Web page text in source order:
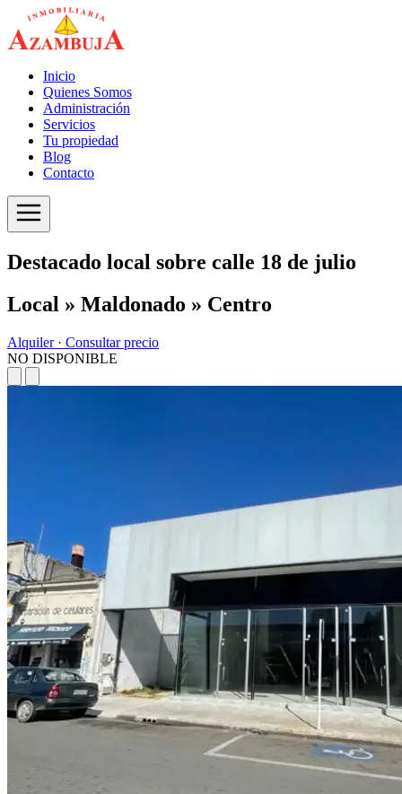
Inicio
Quienes Somos
Administración
Servicios
Tu propiedad
Blog
Contacto
Destacado local sobre calle 18 de julio
Local » Maldonado » Centro
Alquiler · Consultar precio
NO DISPONIBLE